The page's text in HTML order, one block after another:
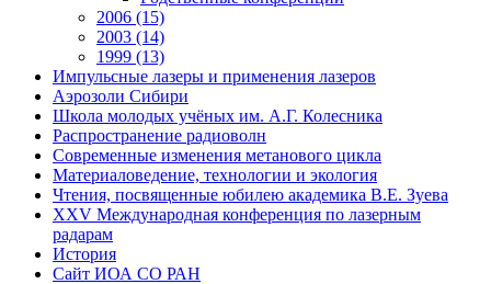
2006 (15)
2003 (14)
1999 (13)
Импульсные лазеры и применения лазеров
Аэрозоли Сибири
Школа молодых учёных им. А.Г. Колесника
Распространение радиоволн
Современные изменения метанового цикла
Материаловедение, технологии и экология
Чтения, посвященные юбилею академика В.Е. Зуева
XXV Международная конференция по лазерным
радарам
История
Сайт ИОА СО РАН